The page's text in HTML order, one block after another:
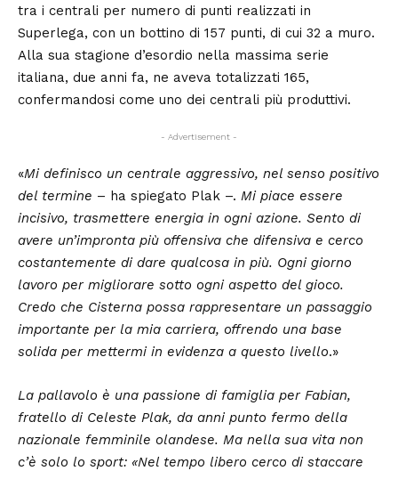
tra i centrali per numero di punti realizzati in
Superlega, con un bottino di 157 punti, di cui 32 a muro.
Alla sua stagione d’esordio nella massima serie
italiana, due anni fa, ne aveva totalizzati 165,
confermandosi come uno dei centrali più produttivi.
- Advertisement -
«Mi definisco un centrale aggressivo, nel senso positivo
del termine – ha spiegato Plak –. Mi piace essere
incisivo, trasmettere energia in ogni azione. Sento di
avere un’impronta più offensiva che difensiva e cerco
costantemente di dare qualcosa in più. Ogni giorno
lavoro per migliorare sotto ogni aspetto del gioco.
Credo che Cisterna possa rappresentare un passaggio
importante per la mia carriera, offrendo una base
solida per mettermi in evidenza a questo livello.»
La pallavolo è una passione di famiglia per Fabian,
fratello di Celeste Plak, da anni punto fermo della
nazionale femminile olandese. Ma nella sua vita non
c’è solo lo sport: «Nel tempo libero cerco di staccare